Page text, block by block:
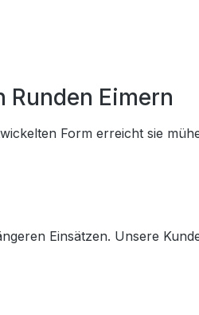
Eimern
Form erreicht sie
Einsätzen. Unsere